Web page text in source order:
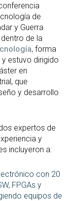
de
y Guerra
de la
, forma
y estuvo dirigido
en
que
y desarrollo
expertos de
y
incluyeron a:
con 20
FPGAs y
equipos de